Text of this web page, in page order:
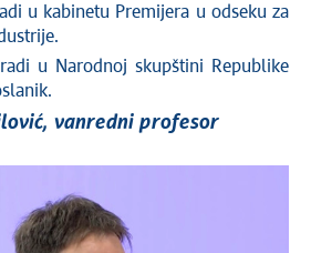
u kabinetu Premijera u odseku za
u Narodnoj skupštini Republike
vanredni profesor